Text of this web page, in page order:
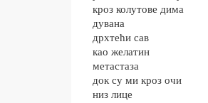
кроз колутове дима
дувана
дрхтећи сав
као желатин
метастаза
док су ми кроз очи
низ лице